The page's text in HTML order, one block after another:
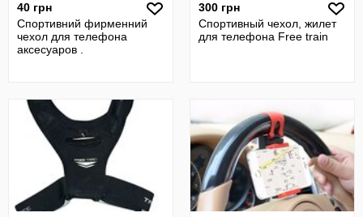
40 грн
Спортивний фирменний
чехол для телефона
аксесуаров .
300 грн
Спортивный чехол, жилет
для телефона Free train